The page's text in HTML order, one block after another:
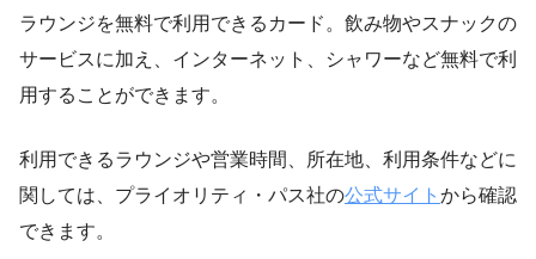
ラウンジを無料で利用できるカード。飲み物やスナックの
サービスに加え、インターネット、シャワーなど無料で利
用することができます。
利用できるラウンジや営業時間、所在地、利用条件などに
関しては、プライオリティ・パス社の公式サイト から確認
できます。